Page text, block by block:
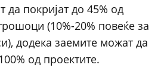
да покријат до 45% од
(10%-20% повеќе за
додека заемите можат да
од проектите.